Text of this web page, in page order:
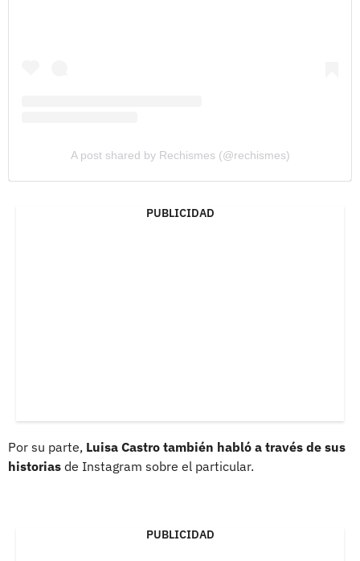
A post shared by Rechismes (@rechismes)
PUBLICIDAD
Por su parte, Luisa Castro también habló a través de sus
historias de Instagram sobre el particular.
PUBLICIDAD